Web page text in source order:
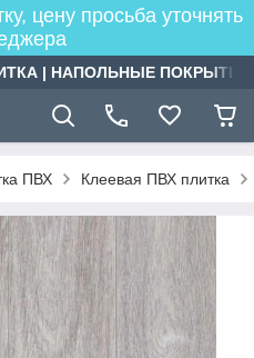
цену просьба уточнять
| НАПОЛЬНЫЕ
ПВХ Клеевая ПВХ плитка